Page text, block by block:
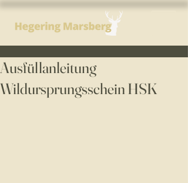
Ausfüllanleitung
Wildursprungsschein HSK